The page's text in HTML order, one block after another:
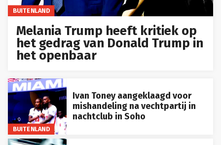
BUITENLAND
Melania Trump heeft kritiek op
het gedrag van Donald Trump in
het openbaar
BUITENLAND
Ivan Toney aangeklaagd voor
mishandeling na vechtpartij in
nachtclub in Soho